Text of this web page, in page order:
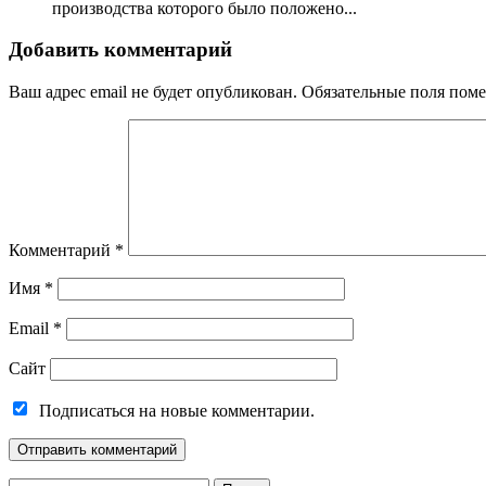
производства которого было положено...
Добавить комментарий
Ваш адрес email не будет опубликован. Обязательные поля
Комментарий *
Имя *
Email *
Сайт
Подписаться на новые комментарии.